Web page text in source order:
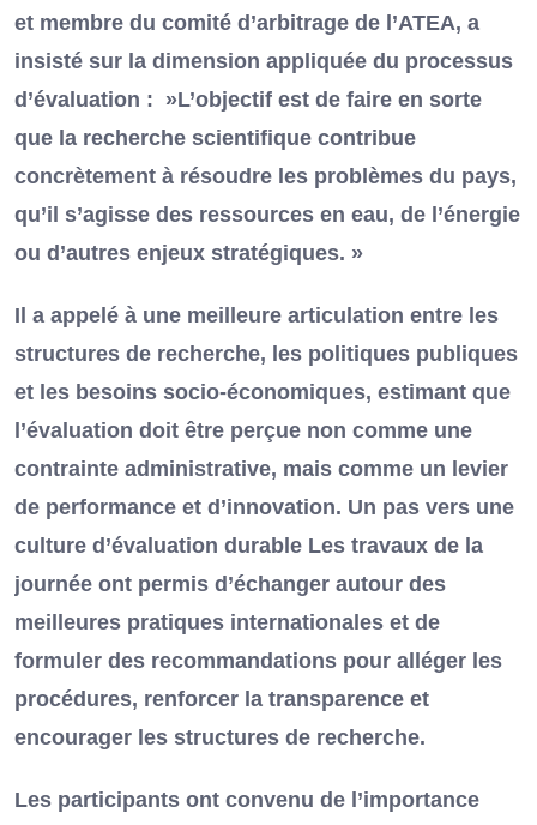
et membre du comité d’arbitrage de l’ATEA, a
insisté sur la dimension appliquée du processus
d’évaluation : »L’objectif est de faire en sorte
que la recherche scientifique contribue
concrètement à résoudre les problèmes du pays,
qu’il s’agisse des ressources en eau, de l’énergie
ou d’autres enjeux stratégiques. »
Il a appelé à une meilleure articulation entre les
structures de recherche, les politiques publiques
et les besoins socio-économiques, estimant que
l’évaluation doit être perçue non comme une
contrainte administrative, mais comme un levier
de performance et d’innovation. Un pas vers une
culture d’évaluation durable Les travaux de la
journée ont permis d’échanger autour des
meilleures pratiques internationales et de
formuler des recommandations pour alléger les
procédures, renforcer la transparence et
encourager les structures de recherche.
Les participants ont convenu de l’importance